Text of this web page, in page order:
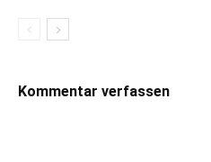
Kommentar verfassen